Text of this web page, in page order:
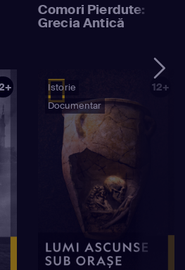
Comori Pierdute:
Grecia Antică
Istorie
Documentar
12+